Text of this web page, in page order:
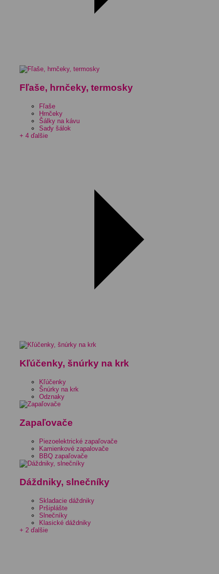
Fľaše, hrnčeky, termosky
Fľaše
Hrnčeky
Šálky na kávu
Sady šálok
+ 4 ďalšie
Kľúčenky, šnúrky na krk
Kľúčenky
Šnúrky na krk
Odznaky
Zapaľovače
Piezoelektrické zapaľovače
Kamienkové zapalovače
BBQ zapaľovače
Dáždniky, slnečníky
Skladacie dáždniky
Pršiplášte
Slnečníky
Klasické dáždniky
+ 2 ďalšie